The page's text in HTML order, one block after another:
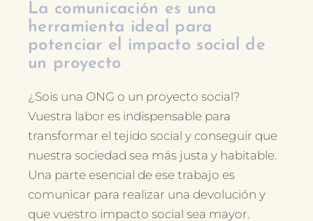
La comunicación es una
herramienta ideal para
potenciar el impacto social de
un proyecto
¿Sois una ONG o un proyecto social?
Vuestra labor es indispensable para
transformar el tejido social y conseguir que
nuestra sociedad sea más justa y habitable.
Una parte esencial de ese trabajo es
comunicar para realizar una devolución y
que vuestro impacto social sea mayor.